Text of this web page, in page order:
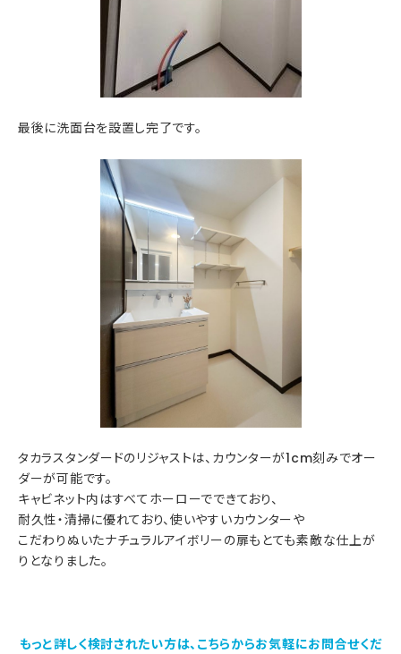
最後に洗面台を設置し完了です。
タカラスタンダードのリジャストは、カウンターが1cm刻みでオー
ダーが可能です。
キャビネット内はすべてホーローでできており、
耐久性・清掃に優れており、使いやすいカウンターや
こだわりぬいたナチュラルアイボリーの扉もとても素敵な仕上が
りとなりました。
もっと詳しく検討されたい方は、こちらからお気軽にお問合せくだ